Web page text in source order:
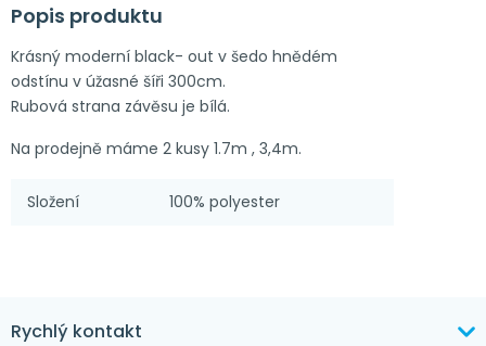
Popis produktu
Krásný moderní black- out v šedo hnědém
odstínu v úžasné šíři 300cm.
Rubová strana závěsu je bílá.
Na prodejně máme 2 kusy 1.7m , 3,4m.
Složení 100% polyester
Rychlý kontakt